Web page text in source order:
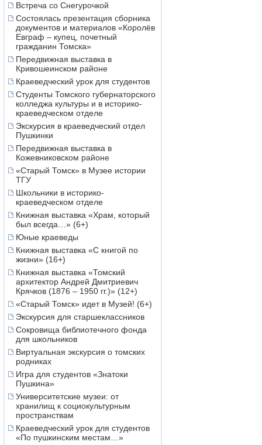
Встреча со Снегурочкой
Состоялась презентация сборника
документов и материалов «Королёв
Евграф – купец, почетный
гражданин Томска»
Передвижная выставка в
Кривошеинском районе
Краеведческий урок для студентов
Студенты Томского губернаторского
колледжа культуры и в историко-
краеведческом отделе
Экскурсия в краеведческий отдел
Пушкинки
Передвижная выставка в
Кожевниковском районе
«Старый Томск» в Музее истории
ТГУ
Школьники в историко-
краеведческом отделе
Книжная выставка «Храм, который
был всегда…» (6+)
Юные краеведы
Книжная выставка «С книгой по
жизни» (16+)
Книжная выставка «Томский
архитектор Андрей Дмитриевич
Крячков (1876 – 1950 гг.)» (12+)
«Старый Томск» идет в Музей! (6+)
Экскурсия для старшеклассников
Сокровища библиотечного фонда
для школьников
Виртуальная экскурсия о томских
родниках
Игра для студентов «Знатоки
Пушкина»
Университетские музеи: от
хранилищ к социокультурным
пространствам
Краеведческий урок для студентов
«По пушкинским местам…»